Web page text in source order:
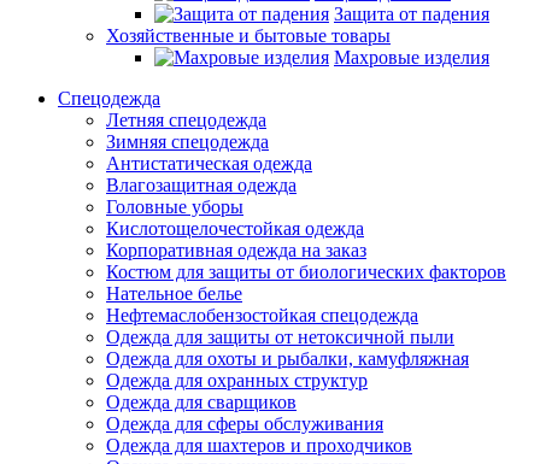
Защита от падения
Хозяйственные и бытовые товары
Махровые изделия
Спецодежда
Летняя спецодежда
Зимняя спецодежда
Антистатическая одежда
Влагозащитная одежда
Головные уборы
Кислотощелочестойкая одежда
Корпоративная одежда на заказ
Костюм для защиты от биологических факторов
Нательное белье
Нефтемаслобензостойкая спецодежда
Одежда для защиты от нетоксичной пыли
Одежда для охоты и рыбалки, камуфляжная
Одежда для охранных структур
Одежда для сварщиков
Одежда для сферы обслуживания
Одежда для шахтеров и проходчиков